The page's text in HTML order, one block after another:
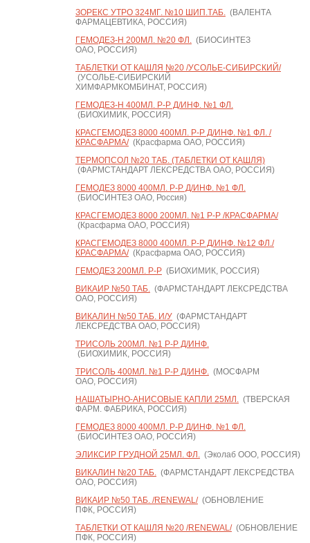
ЗОРЕКС УТРО 324МГ. №10 ШИП.ТАБ.(ВАЛЕНТА
ФАРМАЦЕВТИКА, РОССИЯ)
ГЕМОДЕЗ-Н 200МЛ. №20 ФЛ.(БИОСИНТЕЗ
ОАО, РОССИЯ)
ТАБЛЕТКИ ОТ КАШЛЯ №20 /УСОЛЬЕ-СИБИРСКИЙ/
(УСОЛЬЕ-СИБИРСКИЙ
ХИМФАРМКОМБИНАТ, РОССИЯ)
ГЕМОДЕЗ-Н 400МЛ. Р-Р Д/ИНФ. №1 ФЛ.
(БИОХИМИК, РОССИЯ)
КРАСГЕМОДЕЗ 8000 400МЛ. Р-Р Д/ИНФ. №1 ФЛ. /
КРАСФАРМА/(Красфарма ОАО, РОССИЯ)
ТЕРМОПСОЛ №20 ТАБ. (ТАБЛЕТКИ ОТ КАШЛЯ)
(ФАРМСТАНДАРТ ЛЕКСРЕДСТВА ОАО, РОССИЯ)
ГЕМОДЕЗ 8000 400МЛ. Р-Р Д/ИНФ. №1 ФЛ.
(БИОСИНТЕЗ ОАО, Россия)
КРАСГЕМОДЕЗ 8000 200МЛ. №1 Р-Р /КРАСФАРМА/
(Красфарма ОАО, РОССИЯ)
КРАСГЕМОДЕЗ 8000 400МЛ. Р-Р Д/ИНФ. №12 ФЛ./
КРАСФАРМА/(Красфарма ОАО, РОССИЯ)
ГЕМОДЕЗ 200МЛ. Р-Р(БИОХИМИК, РОССИЯ)
ВИКАИР №50 ТАБ.(ФАРМСТАНДАРТ ЛЕКСРЕДСТВА
ОАО, РОССИЯ)
ВИКАЛИН №50 ТАБ. И/У(ФАРМСТАНДАРТ
ЛЕКСРЕДСТВА ОАО, РОССИЯ)
ТРИСОЛЬ 200МЛ. №1 Р-Р Д/ИНФ.
(БИОХИМИК, РОССИЯ)
ТРИСОЛЬ 400МЛ. №1 Р-Р Д/ИНФ.(МОСФАРМ
ОАО, РОССИЯ)
НАШАТЫРНО-АНИСОВЫЕ КАПЛИ 25МЛ.(ТВЕРСКАЯ
ФАРМ. ФАБРИКА, РОССИЯ)
ГЕМОДЕЗ 8000 400МЛ. Р-Р Д/ИНФ. №1 ФЛ.
(БИОСИНТЕЗ ОАО, РОССИЯ)
ЭЛИКСИР ГРУДНОЙ 25МЛ. ФЛ.(Эколаб ООО, РОССИЯ)
ВИКАЛИН №20 ТАБ.(ФАРМСТАНДАРТ ЛЕКСРЕДСТВА
ОАО, РОССИЯ)
ВИКАИР №50 ТАБ. /RENEWAL/(ОБНОВЛЕНИЕ
ПФК, РОССИЯ)
ТАБЛЕТКИ ОТ КАШЛЯ №20 /RENEWAL/(ОБНОВЛЕНИЕ
ПФК, РОССИЯ)